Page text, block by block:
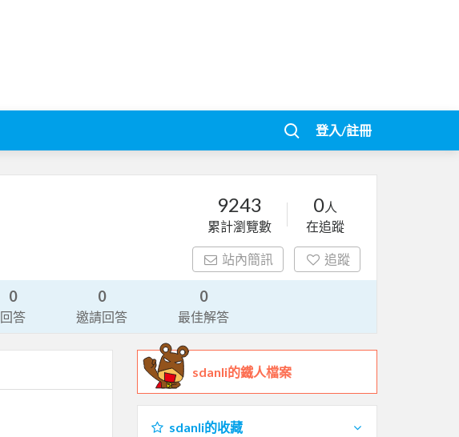
登入/註冊
9243
累計瀏覽數
0人
在追蹤
站內簡訊 追蹤
0
回答
0
邀請回答
0
最佳解答
sdanli的鐵人檔案
sdanli的收藏